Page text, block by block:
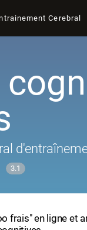
Cerebral
3.1
frais" en ligne et